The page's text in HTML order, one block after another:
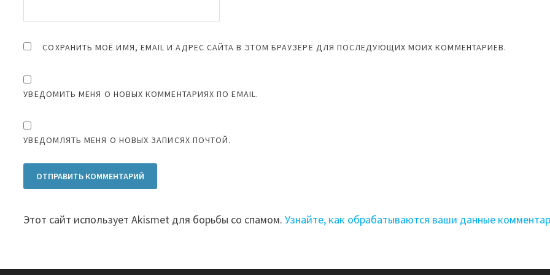
СОХРАНИТЬ МОЁ ИМЯ, EMAIL И АДРЕС САЙТА В ЭТОМ БРАУЗЕРЕ ДЛЯ ПОСЛЕДУЮЩИХ МОИХ КОММЕНТАРИЕВ.
УВЕДОМИТЬ МЕНЯ О НОВЫХ КОММЕНТАРИЯХ ПО EMAIL.
УВЕДОМЛЯТЬ МЕНЯ О НОВЫХ ЗАПИСЯХ ПОЧТОЙ.
Этот сайт использует Akismet для борьбы со спамом.Узнайте, как обрабатываются ваши данные